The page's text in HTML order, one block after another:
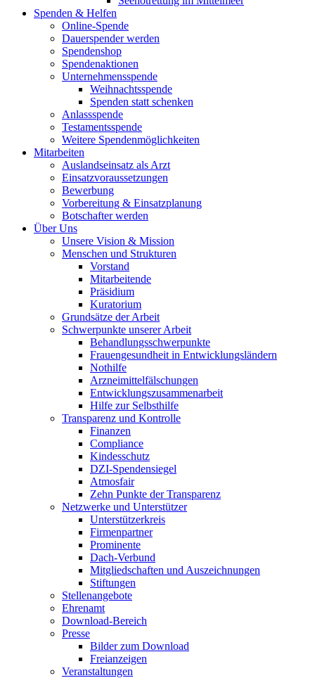
Spenden & Helfen
Online-Spende
Dauerspender werden
Spendenshop
Spendenaktionen
Unternehmens­spende
Weihnachtsspende
Spenden statt schenken
Anlassspende
Testamentsspende
Weitere Spenden­möglichkeiten
Mitarbeiten
Auslandseinsatz als Arzt
Einsatzvoraussetzungen
Bewerbung
Vorbereitung & Einsatzplanung
Botschafter werden
Über Uns
Unsere Vision & Mission
Menschen und Strukturen
Vorstand
Mitarbeitende
Präsidium
Kuratorium
Grundsätze der Arbeit
Schwerpunkte unserer Arbeit
Behandlungs­schwerpunkte
Frauengesundheit in Entwicklungsländern
Nothilfe
Arzneimittel­fälschungen
Entwicklungs­zusammenarbeit
Hilfe zur Selbsthilfe
Transparenz und Kontrolle
Finanzen
Compliance
Kindesschutz
DZI-Spendensiegel
Atmosfair
Zehn Punkte der Transparenz
Netzwerke und Unterstützer
Unterstützerkreis
Firmenpartner
Prominente
Dach-Verbund
Mitgliedschaften und Auszeichnungen
Stiftungen
Stellenangebote
Ehrenamt
Download-Bereich
Presse
Bilder zum Download
Freianzeigen
Veranstaltungen